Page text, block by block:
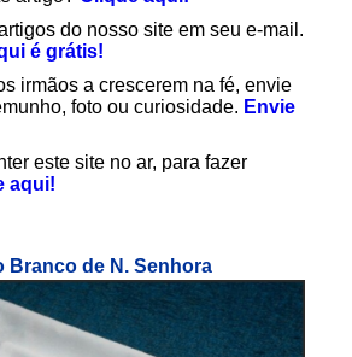
do nosso site em seu e-mail.
é grátis!
irmãos a crescerem na fé, envie
foto ou curiosidade. Envie
este site no ar, para fazer
aqui!
Branco de N. Senhora